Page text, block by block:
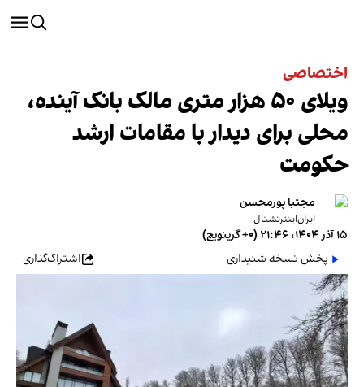
اختصاصی
ویلای ۵۰ هزار متری مالک بانک آینده،
محلی برای دیدار با مقامات ارشد
حکومت
مجتبا پورمحسن
ایران‌اینترنشنال
۱۵ آذر ۱۴۰۴، ۲۱:۴۶ (‎+۰ گرینویچ)
پخش نسخه شنیداری
اشتراک‌گذاری